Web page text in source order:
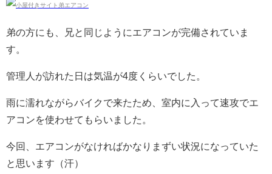
弟の方にも、兄と同じようにエアコンが完備されていま
す。
管理人が訪れた日は気温が4度くらいでした。
雨に濡れながらバイクで来たため、室内に入って速攻でエ
アコンを使わせてもらいました。
今回、エアコンがなければかなりまずい状況になっていた
と思います（汗）